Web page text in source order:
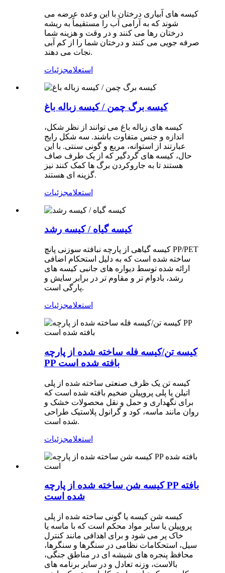
کیسه های آبیاری درختان با این وعده عرضه می
شوند که به آرامی آب را مستقیماً به ریشه
درختان رها می کنند و در وقت و هزینه شما
صرفه جویی می کنند و درختان شما را از کم آبی
نجات می دهند.
استعلامجزئیات
کیسه برگ چمن / کیسه زباله باغ
کیسه های زباله باغ می توانند از نظر شکل،
اندازه و جنس متفاوت باشند. سه شکل رایج
عبارتند از استوانه، مربع و گونی سنتی. با این
حال، کیسه های گردگیر که از یک طرف صاف
هستند تا به جاروکردن برگ ها کمک کنند نیز
گزینه ای هستند.
استعلامجزئیات
کیسه گیاه / کیسه رشد
کیسه گیاهی از پارچه نبافته سوزنی پانچ PP/PET
ساخته شده است که به دلیل استحکام اضافی
ارائه شده توسط دیواره های جانبی کیسه های
رشد، بادوام تر و مقاوم تر در برابر سایش و
پارگی است.
استعلامجزئیات
کیسه تن/کیسه فله ساخته شده از پارچه
PP بافته شده است
کیسه تن یک ظرف صنعتی ساخته شده از پلی
اتیلن یا پلی پروپیلن ضخیم بافته شده است که
برای نگهداری و حمل و نقل محصولات خشک و
روان مانند ماسه، کود و گرانول پلاستیک طراحی
شده است.
استعلامجزئیات
کیسه شن ساخته شده از پارچه PP بافته
شده است
کیسه شن کیسه یا گونی ساخته شده از پلی
پروپیلن یا سایر مواد محکم است که با ماسه یا
خاک پر می شود و برای اهدافی مانند کنترل
سیل، استحکامات نظامی در سنگرها و سنگرها،
محافظ پنجره های شیشه ای در مناطق جنگی،
بالاست، وزنه تعادل و در سایر برنامه های